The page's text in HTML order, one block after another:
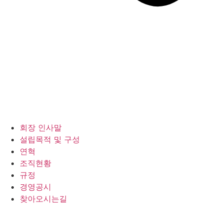
회장 인사말
설립목적 및 구성
연혁
조직현황
규정
경영공시
찾아오시는길